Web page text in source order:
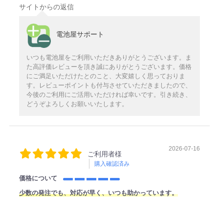
サイトからの返信
電池屋サポート
いつも電池屋をご利用いただきありがとうございます。ま
た高評価レビューを頂き誠にありがとうございます。価格
にご満足いただけたとのこと、大変嬉しく思っておりま
す。レビューポイントも付与させていただきましたので、
今後のご利用にご活用いただければ幸いです。引き続き、
どうぞよろしくお願いいたします。
ご利用者様
購入確認済み
2026-07-16
価格について
少数の発注でも、対応が早く、いつも助かっています。